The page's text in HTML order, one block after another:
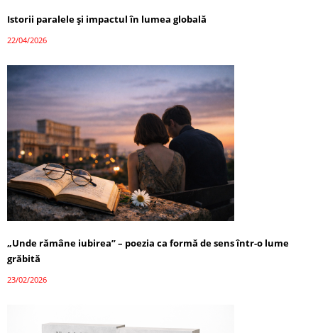
Istorii paralele și impactul în lumea globală
22/04/2026
„Unde rămâne iubirea” – poezia ca formă de sens într-o lume
grăbită
23/02/2026